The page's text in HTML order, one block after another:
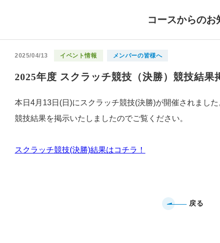
コースからのお
2025/04/13 イベント情報 メンバーの皆様へ
2025年度 スクラッチ競技（決勝）競技結果
本日4月13日(日)にスクラッチ競技(決勝)が開催されました
競技結果を掲示いたしましたのでご覧ください。
スクラッチ競技(決勝)結果はコチラ！
戻る